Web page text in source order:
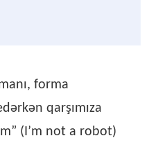
forma
qarşımıza
(I’m not a robot)